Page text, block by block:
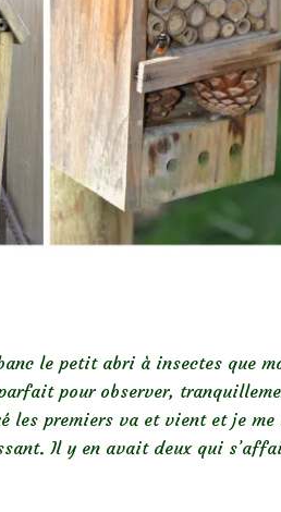
le petit abri à insectes que
parfait pour observer,
les premiers va et vient et je
Il y en avait deux qui